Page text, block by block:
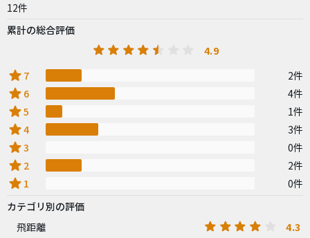
12件
累計の総合評価
4.9
star 7 2件
star 6 4件
star5 1件
star4 3件
star3 0件
star 2 2件
star 1
0件
カテゴリ別の評価
飛距離
4.3